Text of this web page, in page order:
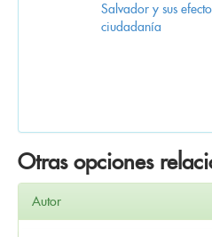
Salvador y sus
ciudadanía
Otras opciones
Autor